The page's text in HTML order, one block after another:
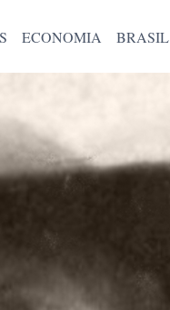
ECONOMIA BRASIL